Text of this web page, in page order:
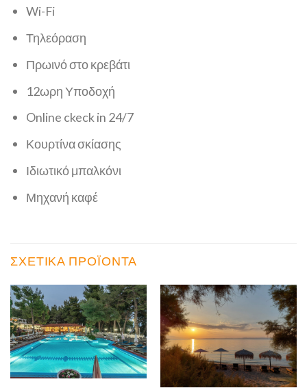
Wi-Fi
Τηλεόραση
Πρωινό στο κρεβάτι
12ωρη Υποδοχή
Online ckeck in 24/7
Κουρτίνα σκίασης
Ιδιωτικό μπαλκόνι
Μηχανή καφέ
ΣΧΕΤΙΚΆ ΠΡΟΪΌΝΤΑ